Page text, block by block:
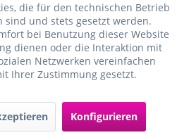
mm
als kreative Verpackung von
zum Aufhängen kann mit
verziert...
die für den technischen Betrieb
und stets gesetzt werden.
bei Benutzung dieser Website
dienen oder die Interaktion mit
Netzwerken vereinfachen
Ihrer Zustimmung gesetzt.
Konfigurieren